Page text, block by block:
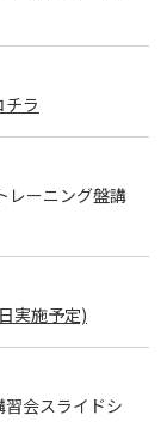
ラ
レーニング盤講
実施予定)
会スライドシ